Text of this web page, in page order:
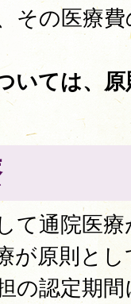
その医療
いては、
て通院医
が原則と
の認定期